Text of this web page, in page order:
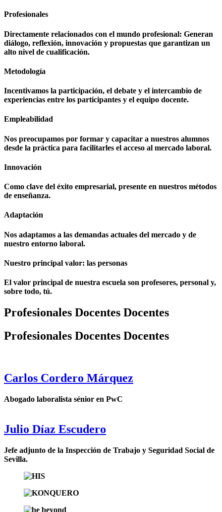
Profesionales
Directamente relacionados con el mundo profesional: Generan
diálogo, reflexión, innovación y propuestas que garantizan un
alto nivel de cualificación.
Metodología
Incentivamos la participación, el debate y el intercambio de
experiencias entre los participantes y el equipo docente.
Empleabilidad
Nos preocupamos por formar y capacitar a nuestros alumnos
desde la práctica para facilitarles el acceso al mercado laboral.
Innovación
Como clave del éxito empresarial, presente en nuestros métodos
de enseñanza.
Adaptación
Nos adaptamos a las demandas actuales del mercado y de
nuestro entorno laboral.
Nuestro principal valor: las personas
El valor principal de nuestra escuela son profesores, personal y,
sobre todo, tú.
Profesionales Docentes Docentes
Profesionales Docentes Docentes
Carlos Cordero Márquez
Abogado laboralista sénior en PwC
Julio Díaz Escudero
Jefe adjunto de la Inspección de Trabajo y Seguridad Social de
Sevilla.